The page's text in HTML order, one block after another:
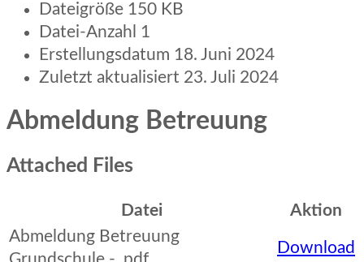
Dateigröße 150 KB
Datei-Anzahl 1
Erstellungsdatum 18. Juni 2024
Zuletzt aktualisiert 23. Juli 2024
Abmeldung Betreuung
Attached Files
Datei
Aktion
Abmeldung Betreuung
Download